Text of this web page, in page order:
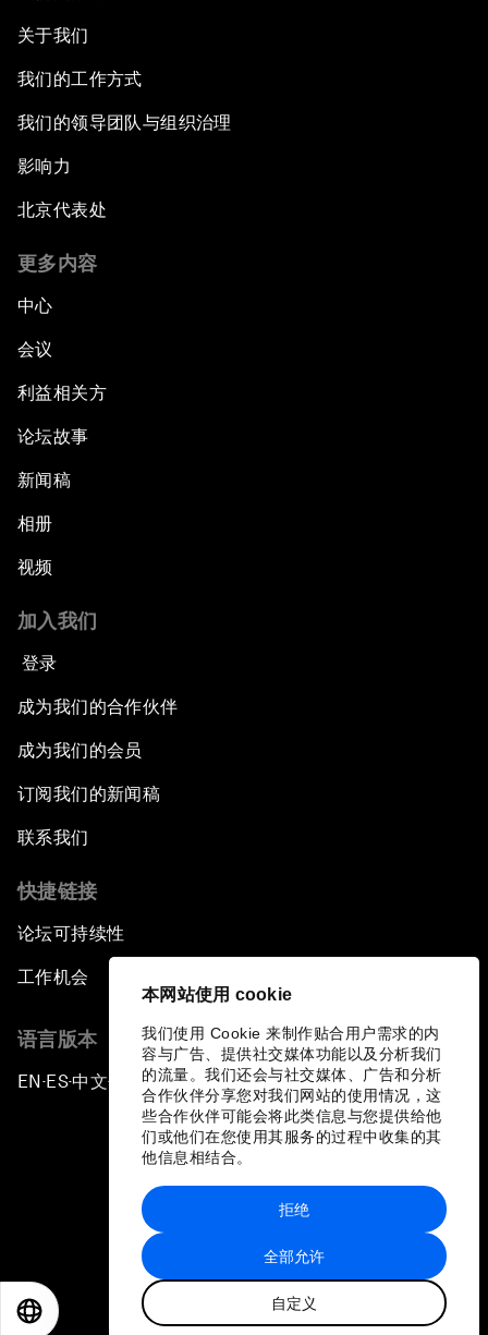
本网站使用 cookie
我们使用 Cookie 来制作贴合用户需求的内
容与广告、提供社交媒体功能以及分析我们
的流量。我们还会与社交媒体、广告和分析
合作伙伴分享您对我们网站的使用情况，这
些合作伙伴可能会将此类信息与您提供给他
们或他们在您使用其服务的过程中收集的其
他信息相结合。
全部允许
自定义
拒绝
关于我们
我们的工作方式
我们的领导团队与组织治理
影响力
北京代表处
更多内容
中心
会议
利益相关方
论坛故事
新闻稿
相册
视频
加入我们
登录
成为我们的合作伙伴
成为我们的会员
订阅我们的新闻稿
联系我们
快捷链接
论坛可持续性
工作机会
语言版本
EN ▪ES▪中文▪ 日本語
站点地图
世界经济论坛